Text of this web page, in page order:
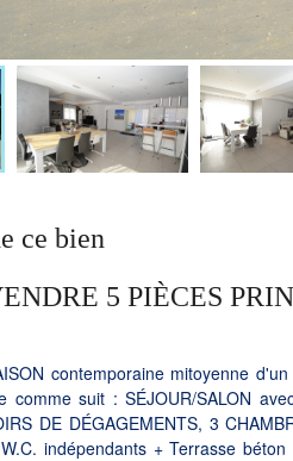
ce bien
5 PIÈCES
contemporaine mitoyenne
comme suit : SÉJOUR/SALON
DE DÉGAGEMENTS, 3
indépendants + Terrasse